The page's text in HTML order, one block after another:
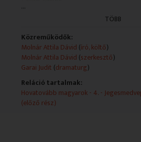
- Epres Attila
- Máté Gábor
- Schneider Zoltán
- Szalay Csongor
- Tamás Máté
Rendezte: Tamás Zsolt
Műsorszolgáltatói ismertető:
A produkció létrejöttét a Magyar
...
TÖBB
Közreműködők:
Molnár Attila Dávid (író, költő)
Molnár Attila Dávid (szerkesztő)
Garai Judit (dramaturg)
Reláció tartalmak:
Hovatovább magyarok - 4. -
(előző rész)